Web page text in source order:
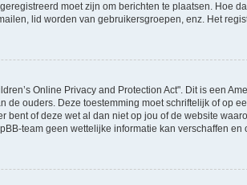
moet zijn om berichten te plaatsen. Hoe
lid worden van gebruikersgroepen, enz. Het
Online Privacy and Protection Act". Dit is een
de ouders. Deze toestemming moet schriftelijk of
bent of deze wet al dan niet op jou of de website
team geen wettelijke informatie kan verschaffen